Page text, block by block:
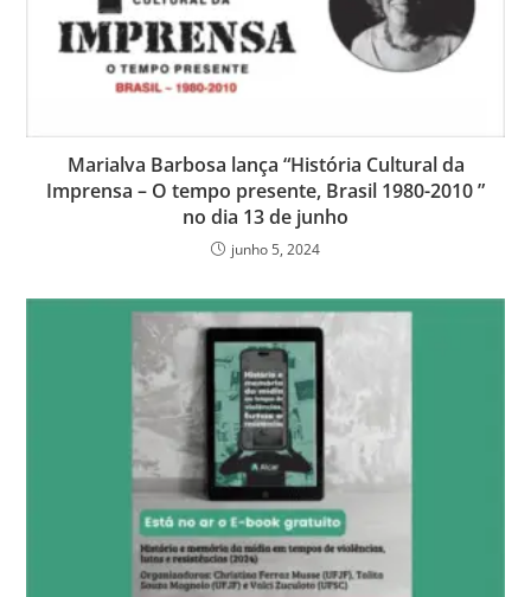
Marialva Barbosa lança “História Cultural da
Imprensa – O tempo presente, Brasil 1980-2010 ”
no dia 13 de junho
junho 5, 2024